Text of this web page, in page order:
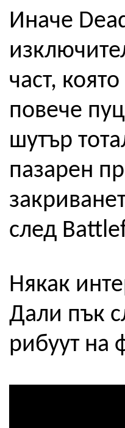
Иначе
част,
повече
шутър
пазарен
след
Някак
Дали пък
рибуут на